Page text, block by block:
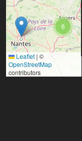
6
Leaflet | ©
OpenStreetMap
contributors